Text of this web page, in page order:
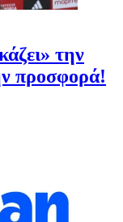
την
προσφορά!